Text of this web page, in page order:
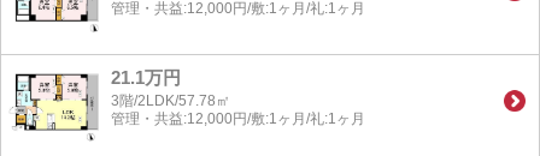
管理・共益:12,000円/敷:1ヶ月/礼:1ヶ月
21.1万円
3階/2LDK/57.78㎡
管理・共益:12,000円/敷:1ヶ月/礼:1ヶ月